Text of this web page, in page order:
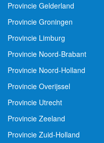
Provincie Gelderland
Provincie Groningen
Provincie Limburg
Provincie Noord-Brabant
Provincie Noord-Holland
Provincie Overijssel
Provincie Utrecht
Provincie Zeeland
Provincie Zuid-Holland